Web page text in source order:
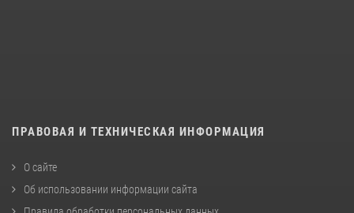
ПРАВОВАЯ И ТЕХНИЧЕСКАЯ ИНФОРМАЦИЯ
О сайте
Об использовании информации сайта